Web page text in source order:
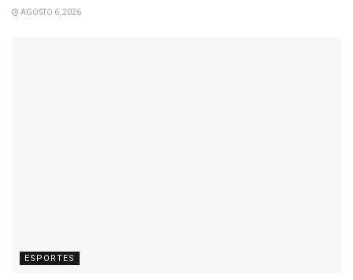
AGOSTO 6, 2026
ESPORTES